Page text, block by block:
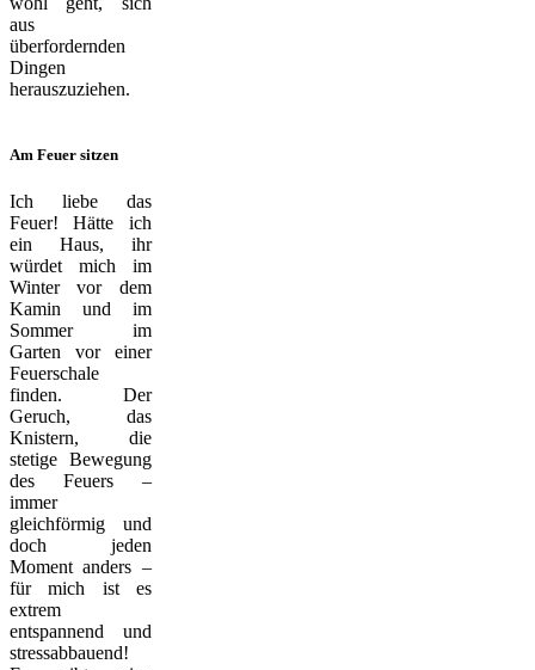
aus
überfordernden
Dingen
herauszuziehen.
Am Feuer sitzen
Ich liebe das
Feuer! Hätte ich
ein Haus, ihr
würdet mich im
Winter vor dem
Kamin und im
Sommer im
Garten vor einer
Feuerschale
finden. Der
Geruch, das
Knistern, die
stetige Bewegung
des Feuers –
immer
gleichförmig und
doch jeden
Moment anders –
für mich ist es
extrem
entspannend und
stressabbauend!